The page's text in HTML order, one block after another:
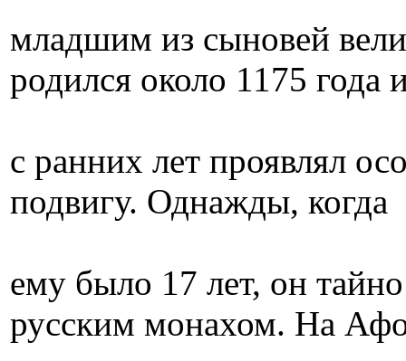
младшим из cыновей
родился около 1175 года
с ранних лет проявлял
подвигу. Однажды, когда
ему было 17 лет, он
русским монахом. На